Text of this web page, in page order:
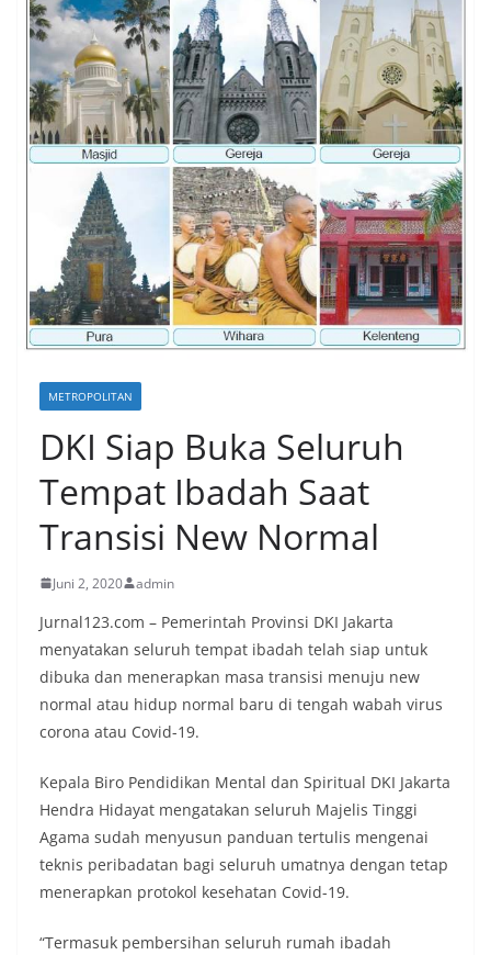
METROPOLITAN
DKI Siap Buka Seluruh
Tempat Ibadah Saat
Transisi New Normal
Juni 2, 2020 admin
Jurnal123.com – Pemerintah Provinsi DKI Jakarta
menyatakan seluruh tempat ibadah telah siap untuk
dibuka dan menerapkan masa transisi menuju new
normal atau hidup normal baru di tengah wabah virus
corona atau Covid-19.
Kepala Biro Pendidikan Mental dan Spiritual DKI Jakarta
Hendra Hidayat mengatakan seluruh Majelis Tinggi
Agama sudah menyusun panduan tertulis mengenai
teknis peribadatan bagi seluruh umatnya dengan tetap
menerapkan protokol kesehatan Covid-19.
“Termasuk pembersihan seluruh rumah ibadah